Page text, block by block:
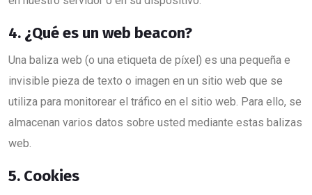
4. ¿Qué es un web beacon?
Una baliza web (o una etiqueta de píxel) es una pequeña e
invisible pieza de texto o imagen en un sitio web que se
utiliza para monitorear el tráfico en el sitio web. Para ello, se
almacenan varios datos sobre usted mediante estas balizas
web.
5. Cookies